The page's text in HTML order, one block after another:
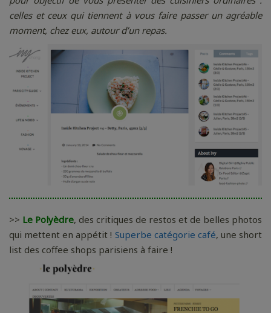
celles et ceux qui tiennent à vous faire passer un agréable
moment, chez eux, autour d’un repas.
>> Le Polyèdre, des critiques de restos et de belles photos
qui mettent en appétit ! Superbe catégorie café, une short
list des coffee shops parisiens à faire !